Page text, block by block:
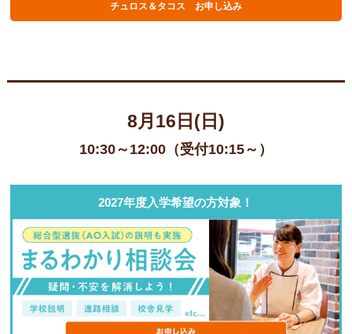
チュロス＆タコス お申し込み
8月16日(日)
10:30～12:00（受付10:15～）
2027年度入学希望の方対象！